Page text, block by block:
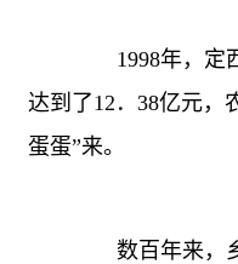
1998年，定西
达到了12．38亿元，
蛋蛋”来。
数百年来，乡